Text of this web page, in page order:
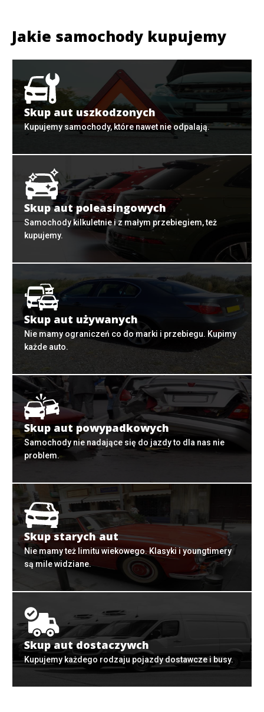
Jakie samochody kupujemy
Skup aut uszkodzonych
Kupujemy samochody, które nawet nie odpalają.
Skup aut poleasingowych
Samochody kilkuletnie i z małym przebiegiem, też
kupujemy.
Skup aut używanych
Nie mamy ograniczeń co do marki i przebiegu. Kupimy
każde auto.
Skup aut powypadkowych
Samochody nie nadające się do jazdy to dla nas nie
problem.
Skup starych aut
Nie mamy też limitu wiekowego. Klasyki i youngtimery
są mile widziane.
Skup aut dostaczywch
Kupujemy każdego rodzaju pojazdy dostawcze i busy.